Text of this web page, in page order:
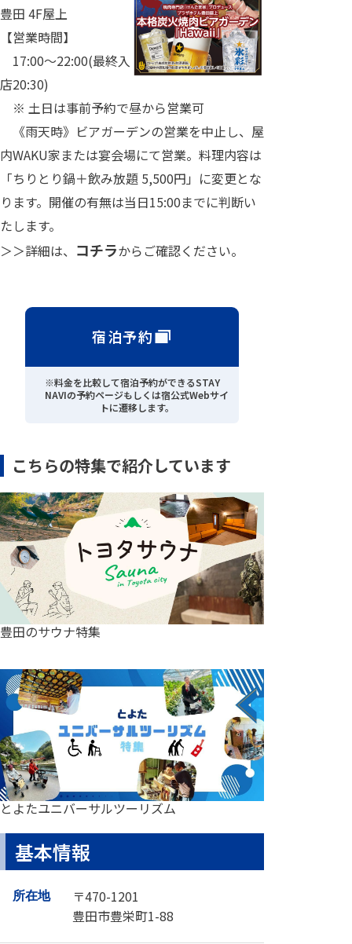
豊田 4F屋上
【営業時間】
17:00～22:00(最終入
店20:30)
※ 土日は事前予約で昼から営業可
《雨天時》ビアガーデンの営業を中止し、屋
内WAKU家または宴会場にて営業。料理内容は
「ちりとり鍋＋飲み放題 5,500円」に変更とな
ります。開催の有無は当日15:00までに判断い
たします。
＞＞詳細は、 コチラからご確認ください。
宿泊予約
※料金を比較して宿泊予約ができるSTAY
NAVIの予約ページもしくは宿公式Webサイ
トに遷移します。
こちらの特集で紹介しています
豊田のサウナ特集
とよたユニバーサルツーリズム
基本情報
所在地
〒470-1201
豊田市豊栄町1-88